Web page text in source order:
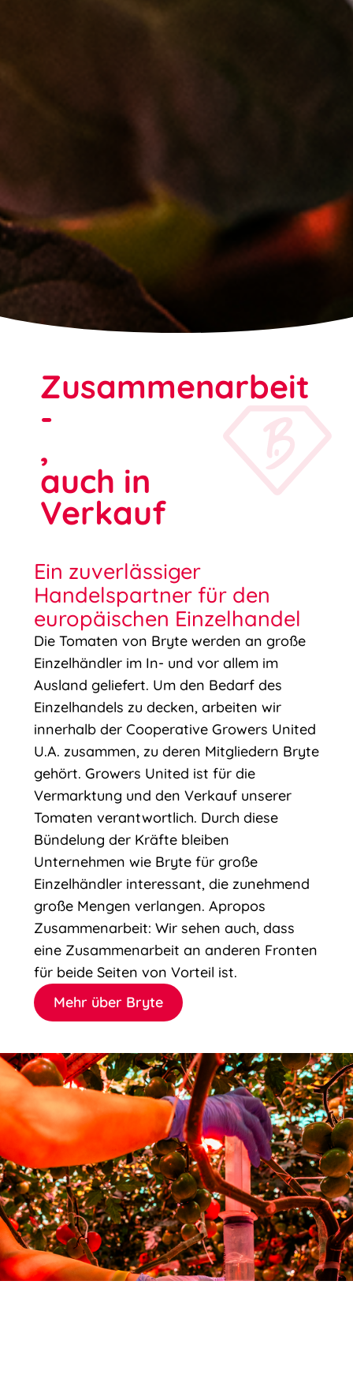
Zusammenarbeit
-
,
auch in
Verkauf
Ein zuverlässiger
Handelspartner für den
europäischen Einzelhandel
Die Tomaten von Bryte werden an große
Einzelhändler im In- und vor allem im
Ausland geliefert. Um den Bedarf des
Einzelhandels zu decken, arbeiten wir
innerhalb der Cooperative Growers United
U.A. zusammen, zu deren Mitgliedern Bryte
gehört. Growers United ist für die
Vermarktung und den Verkauf unserer
Tomaten verantwortlich. Durch diese
Bündelung der Kräfte bleiben
Unternehmen wie Bryte für große
Einzelhändler interessant, die zunehmend
große Mengen verlangen. Apropos
Zusammenarbeit: Wir sehen auch, dass
eine Zusammenarbeit an anderen Fronten
für beide Seiten von Vorteil ist.
Mehr über Bryte